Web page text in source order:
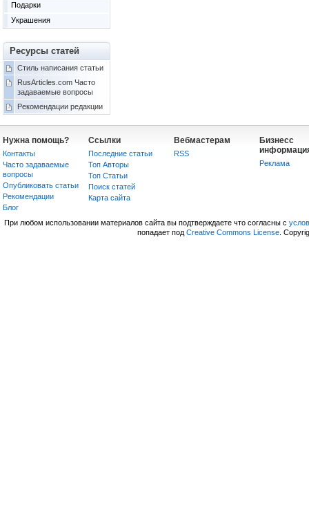
Подарки
Украшения
Ресурсы статей
Стиль написания статьи
RusArticles.com Часто
задаваемые вопросы
Рекомендации редакции
Нужна помощь?
Контакты
Часто задаваемые
вопросы
Опубликовать статьи
Рекомендации
Блог
Ссылки
Последние статьи
Топ Авторы
Топ Статьи
Поиск статей
Карта сайта
Вебмастерам
RSS
Бизнесс
Реклама
При любом использовании материалов сайта вы подтверждаете что согласны с
попадает под Creative Commons License.